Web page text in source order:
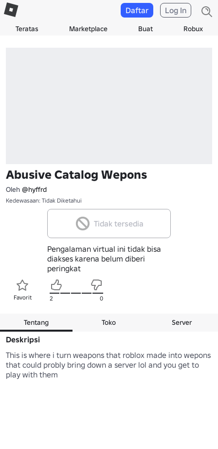
Teratas Marketplace Buat Robux
Daftar Log In
Abusive Catalog Wepons
Oleh @hyffrd
Kedewasaan: Tidak Diketahui
Tidak tersedia
Pengalaman virtual ini tidak bisa
diakses karena belum diberi
peringkat
Favorit 2 0
Tentang Toko Server
Deskripsi
This is where i turn weapons that roblox made into wepons
that could probly bring down a server lol and you get to
play with them